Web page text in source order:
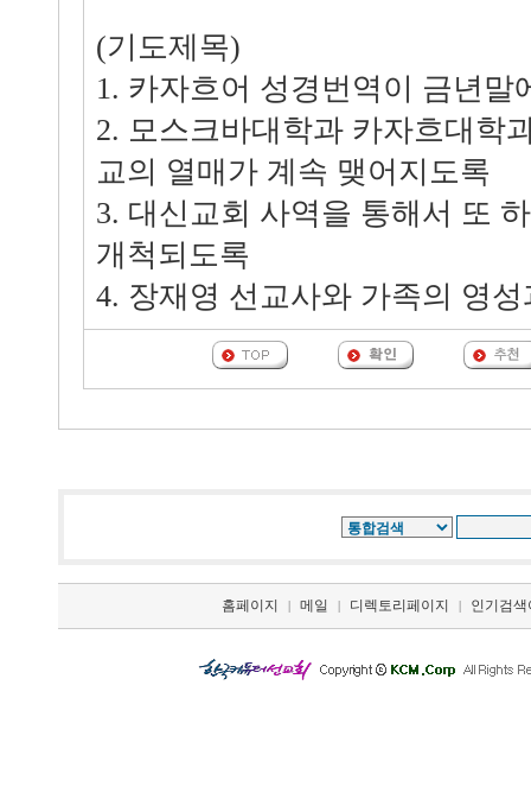
(기도제목)
1. 카자흐어 성경번역이 금년말
2. 모스크바대학과 카자흐대학
교의 열매가 계속 맺어지도록
3. 대신교회 사역을 통해서 또
개척되도록
4. 장재영 선교사와 가족의 영
홈페이지 | 메일 | 디렉토리페이지 | 인기검색